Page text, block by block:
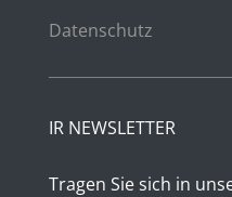
Datenschutz
IR NEWSLETTER
Tragen Sie sich in